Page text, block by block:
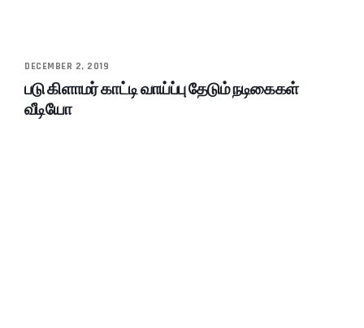
DECEMBER 2, 2019
படு கிளாமர் காட்டி வாய்ப்பு தேடும் நடிகைகள்
வீடியோ